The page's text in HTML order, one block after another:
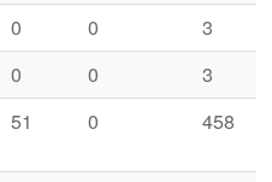
0 0
3
0 0
3
51 0 458